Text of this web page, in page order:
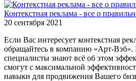
Контекстная реклама - все о
20 сентября 2021
Если Вас интересует контекстная
обращайтесь в компанию «Арт-
специалисты знают всё об этом
смогут с максимальной
навыки для продвижения Вашего